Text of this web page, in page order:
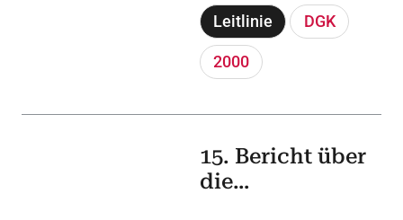
Leitlinie DGK
2000
der
Herzkatheterlab
ors in der
Deutschland
15. Bericht über
die